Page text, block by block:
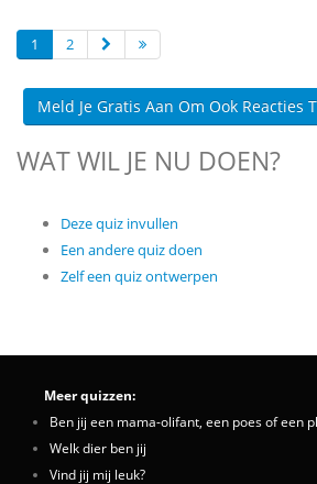
1 2
Meld Je Gratis Aan Om Ook Reacties
WAT WIL JE NU DOEN?
Deze quiz invullen
Een andere quiz doen
Zelf een quiz ontwerpen
Meer quizzen:
Ben jij een mama-olifant, een poes of een
Welk dier ben jij
Vind jij mij leuk?